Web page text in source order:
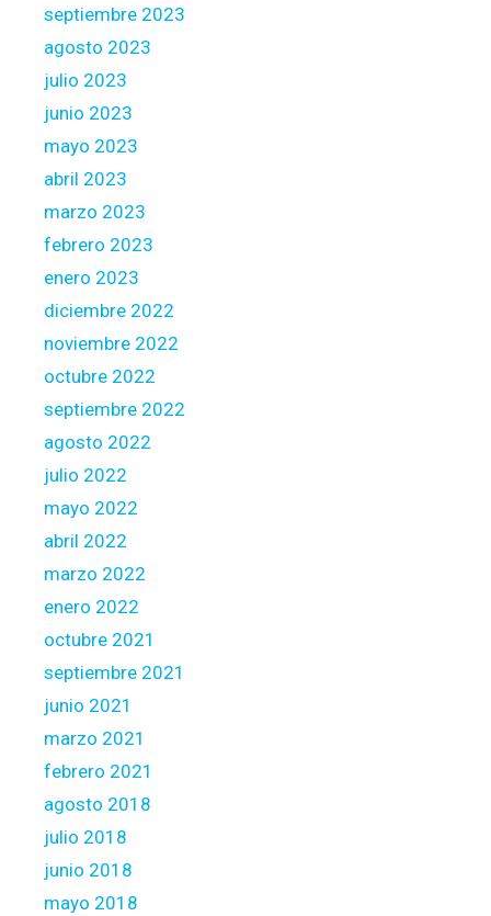
,
4
1
p
r
o
p
e
c
v
e
f
s
septiembre 2023
agosto 2023
julio 2023
junio 2023
mayo 2023
abril 2023
marzo 2023
febrero 2023
enero 2023
diciembre 2022
noviembre 2022
octubre 2022
septiembre 2022
agosto 2022
julio 2022
mayo 2022
abril 2022
marzo 2022
enero 2022
octubre 2021
septiembre 2021
junio 2021
marzo 2021
febrero 2021
agosto 2018
julio 2018
junio 2018
mayo 2018